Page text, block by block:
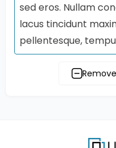
sed eros. Nullam
lacus tincidunt
pellentesque,